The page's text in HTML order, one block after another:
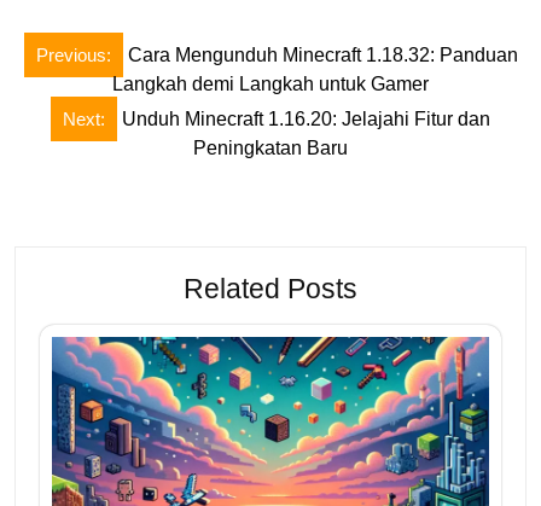
Post
navigation
Previous:
Cara Mengunduh Minecraft 1.18.32: Panduan
Langkah demi Langkah untuk Gamer
Next:
Unduh Minecraft 1.16.20: Jelajahi Fitur dan
Peningkatan Baru
Related Posts